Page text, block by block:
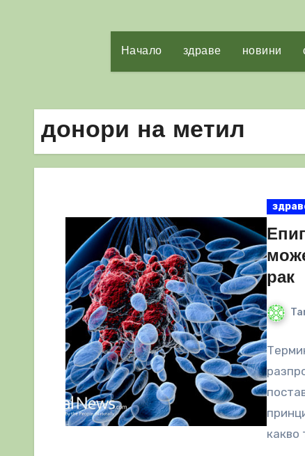
Начало здраве новини
донори на метил
рак
какво